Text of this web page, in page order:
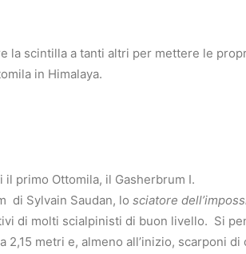
la scintilla a tanti altri per mettere le
in Himalaya.
il primo Ottomila, il Gasherbrum I.
di Sylvain Saudan, lo sciatore
di molti scialpinisti di buon livello. Si
metri e, almeno all’inizio, scarponi